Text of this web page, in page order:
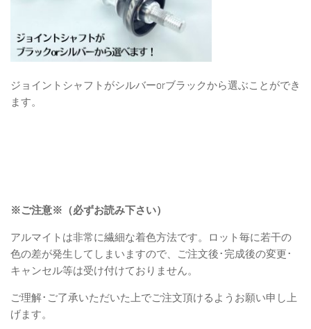
ジョイントシャフトがシルバーorブラックから選ぶことができ
ます。
※ご注意※（必ずお読み下さい）
アルマイトは非常に繊細な着色方法です。ロット毎に若干の
色の差が発生してしまいますので、ご注文後･完成後の変更･
キャンセル等は受け付けておりません。
ご理解･ご了承いただいた上でご注文頂けるようお願い申し上
げます。